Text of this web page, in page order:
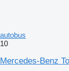
autobus
10
Mercedes-Benz